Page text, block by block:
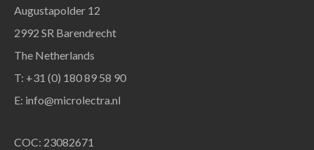
Augustapolder 12
2992 SR Barendrecht
The Netherlands
T: +31 (0) 180 89 58 90
E: info@microlectra.nl
COC: 23082671